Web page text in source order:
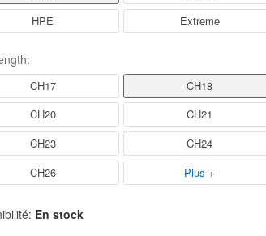
HPE
Extreme
CH17 CH18
CH20
CH21
CH23
CH24
CH26
Plus +
En stock